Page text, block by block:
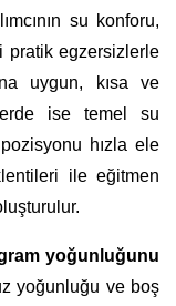
su konforu,
pratik egzersizlerle
uygun, kısa ve
ise temel su
hızla ele
ile eğitmen
yoğunluğunu
yoğunluğu ve boş